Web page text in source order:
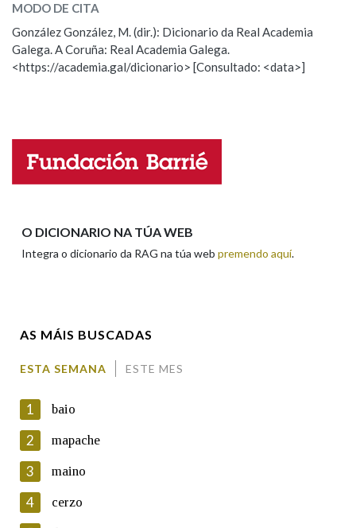
Pertence a
ESCOLLE UNHA OPCIÓN:
Observación Hai un erro na palabra
Propoño mellorar a definición
Nome
En cumprimento da normativa vixente en materia de
Protección de Datos de Carácter Persoal, a Real Academia
Galega informa a aqueles usuarios que faciliten o seu correo
MODO DE CITA
González González, M. (dir.): Dicionario da Real Academia
Galega. A Coruña: Real Academia Galega.
<https://academia.gal/dicionario> [Consultado: <data>]
O DICIONARIO NA TÚA WEB
Integra o dicionario da RAG na túa web premendo aquí.
AS MÁIS BUSCADAS
ESTA SEMANA ESTE MES
1 baio
2 mapache
3 maino
4 cerzo